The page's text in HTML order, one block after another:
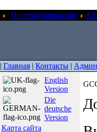
Программирование
| Главная | Контакты |
English
Version
Die
deutsche
Version
Карта сайта